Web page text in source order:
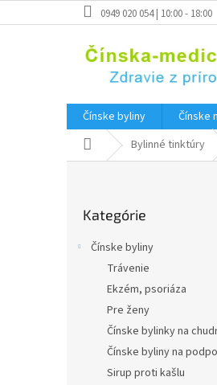
na
0949 020 054 | 10:00 - 18:00
Čínske byliny Čínske
DomovBylinné tinktúry
kategórie
Kategórie
Čínske byliny
Trávenie
Ekzém, psoriáza
Pre ženy
Čínske bylinky na
Čínske byliny na
Sirup proti kašlu